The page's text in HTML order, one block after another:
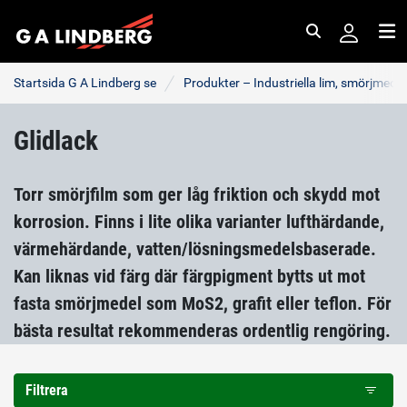
Startsida G A Lindberg se Produkter – Industriella lim,
Glidlack
Torr smörjfilm som ger låg friktion och skydd mot
korrosion. Finns i lite olika varianter lufthärdande,
värmehärdande, vatten/lösningsmedelsbaserade.
Kan liknas vid färg där färgpigment bytts ut mot
fasta smörjmedel som MoS2, grafit eller teflon. För
bästa resultat rekommenderas ordentlig rengöring.
Filtrera